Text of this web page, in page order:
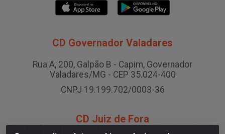
CD Governador Valadares
Rua A, 200, Galpão B - Capim, Governador
Valadares/MG - CEP 35.024-400
CNPJ 19.199.702/0003-36
CD Juiz de Fora